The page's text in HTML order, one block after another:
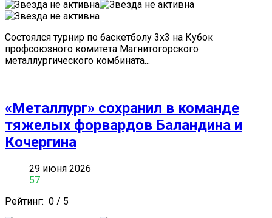
Состоялся турнир по баскетболу 3х3 на Кубок
профсоюзного комитета Магнитогорского
металлургического комбината...
«Металлург» сохранил в команде
тяжелых форвардов Баландина и
Кочергина
29 июня 2026
57
Рейтинг: 0 / 5